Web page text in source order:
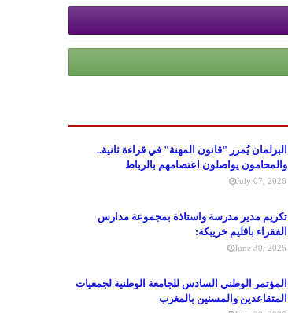
البرلمان يُمرر "قانون المهنة" في قراءة ثانية..
والمحامون يواصلون اعتصامهم بالرباط
July 07, 2026
تكريم مدير مدرسة واستاذة بمجموعة مدارس
الفقراء باقليم خريبكة:
June 30, 2026
المؤتمر الوطني السادس للجامعة الوطنية لجمعيات
المتقاعدين والمسنين بالمغرب